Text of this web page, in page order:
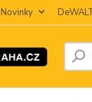
Novinky